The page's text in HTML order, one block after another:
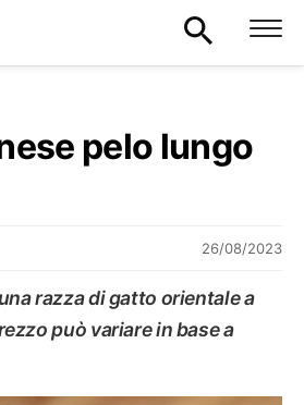
pelo lungo
26/08/2023
razza di gatto orientale a
può variare in base a